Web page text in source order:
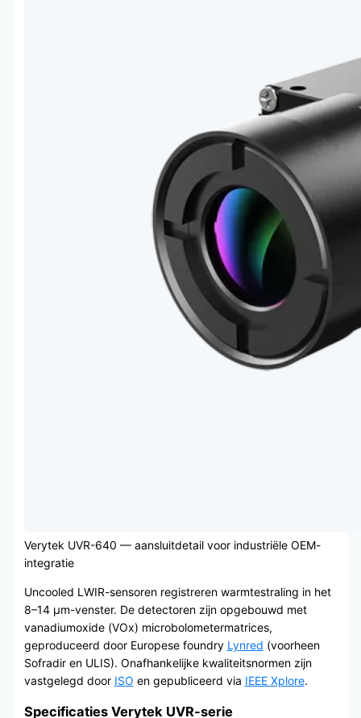
Verytek UVR-640 — aansluitdetail voor industriële OEM-
integratie
Uncooled LWIR-sensoren registreren warmtestraling in het
8–14 μm-venster. De detectoren zijn opgebouwd met
vanadiumoxide (VOx) microbolometermatrices,
geproduceerd door Europese foundry Lynred (voorheen
Sofradir en ULIS). Onafhankelijke kwaliteitsnormen zijn
vastgelegd door ISO en gepubliceerd via IEEE Xplore.
Specificaties Verytek UVR-serie